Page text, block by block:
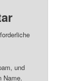
und
Name.